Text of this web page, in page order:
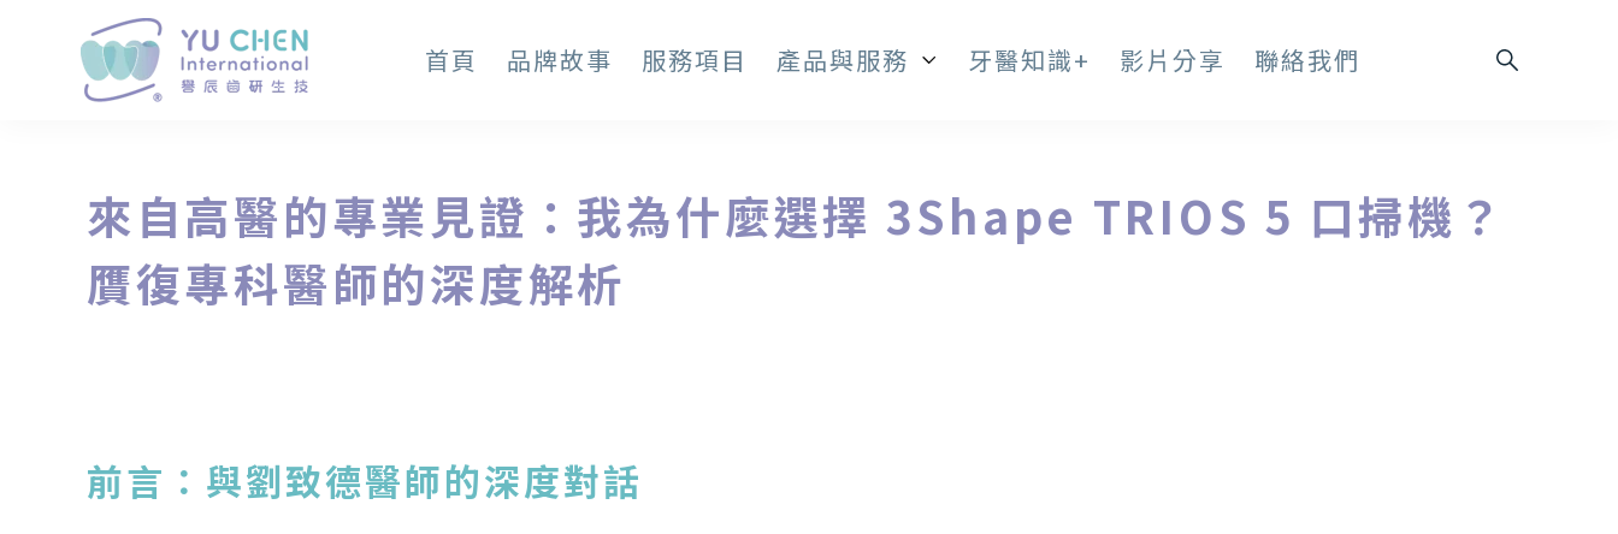
首頁 品牌故事 服務項目 產品與服務 牙醫知識+ 影片分享 聯絡我們
來自高醫的專業見證：我為什麼選擇 3Shape TRIOS 5 口掃機？
贋復專科醫師的深度解析
前言：與劉致德醫師的深度對話